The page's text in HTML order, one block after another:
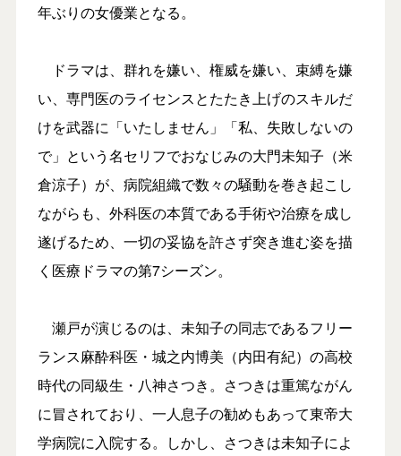
年ぶりの女優業となる。
ドラマは、群れを嫌い、権威を嫌い、束縛を嫌
い、専門医のライセンスとたたき上げのスキルだ
けを武器に「いたしません」「私、失敗しないの
で」という名セリフでおなじみの大門未知子（米
倉涼子）が、病院組織で数々の騒動を巻き起こし
ながらも、外科医の本質である手術や治療を成し
遂げるため、一切の妥協を許さず突き進む姿を描
く医療ドラマの第7シーズン。
瀬戸が演じるのは、未知子の同志であるフリー
ランス麻酔科医・城之内博美（内田有紀）の高校
時代の同級生・八神さつき。さつきは重篤ながん
に冒されており、一人息子の勧めもあって東帝大
学病院に入院する。しかし、さつきは未知子によ